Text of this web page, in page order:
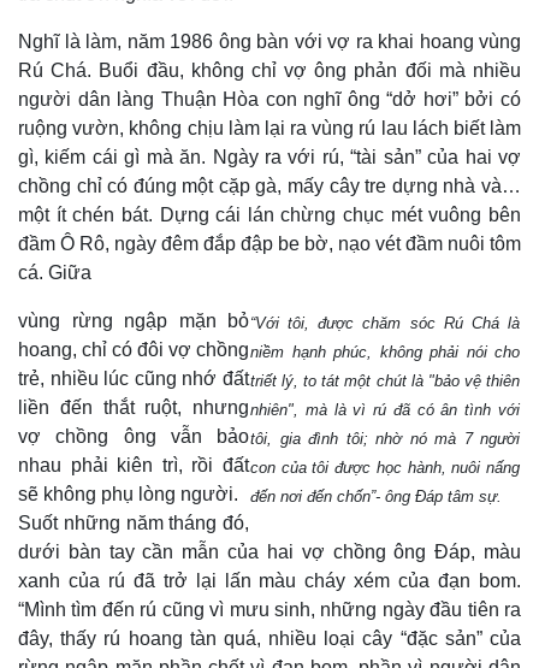
Pháp luật
Vụ án
Tin nóng
Tư vấn luật
Quân sự - Quốc
Vũ khí
Việt Nam
Phân tích
Nghĩ là làm, năm 1986 ông bàn với vợ ra khai hoang vùng
Rú Chá. Buổi đầu, không chỉ vợ ông phản đối mà nhiều
người dân làng Thuận Hòa con nghĩ ông “dở hơi” bởi có
ruộng vườn, không chịu làm lại ra vùng rú lau lách biết làm
gì, kiếm cái gì mà ăn. Ngày ra với rú, “tài sản” của hai vợ
chồng chỉ có đúng một cặp gà, mấy cây tre dựng nhà và…
một ít chén bát. Dựng cái lán chừng chục mét vuông bên
đầm Ô Rô, ngày đêm đắp đập be bờ, nạo vét đầm nuôi tôm
cá. Giữa
“Với tôi, được chăm sóc Rú Chá là
niềm hạnh phúc, không phải nói cho
triết lý, to tát một chút là "bảo vệ thiên
nhiên", mà là vì rú đã có ân tình với
tôi, gia đình tôi; nhờ nó mà 7 người
con của tôi được học hành, nuôi nấng
đến nơi đến chốn”- ông Đáp tâm sự.
vùng rừng ngập mặn bỏ
hoang, chỉ có đôi vợ chồng
trẻ, nhiều lúc cũng nhớ đất
liền đến thắt ruột, nhưng
vợ chồng ông vẫn bảo
nhau phải kiên trì, rồi đất
sẽ không phụ lòng người.
Suốt những năm tháng đó,
dưới bàn tay cần mẫn của hai vợ chồng ông Đáp, màu
xanh của rú đã trở lại lấn màu cháy xém của đạn bom.
“Mình tìm đến rú cũng vì mưu sinh, những ngày đầu tiên ra
đây, thấy rú hoang tàn quá, nhiều loại cây “đặc sản” của